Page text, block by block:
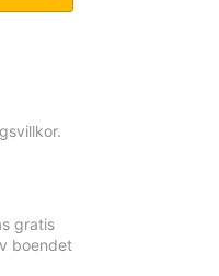
gratis
boendet